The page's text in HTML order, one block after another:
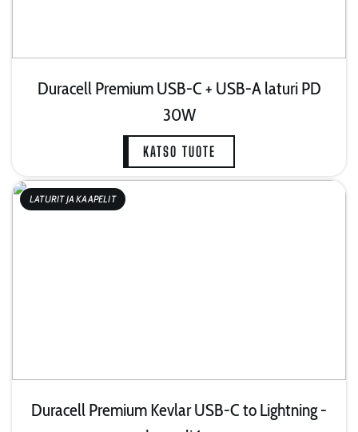
Duracell Premium USB-C + USB-A laturi PD
30W
KATSO TUOTE
LATURIT JA KAAPELIT
Duracell Premium Kevlar USB-C to Lightning -